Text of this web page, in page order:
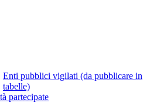
Enti pubblici vigilati (da pubblicare in
tabelle)
partecipate